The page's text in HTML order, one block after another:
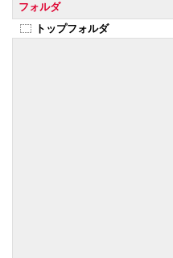
フォルダ
トップフォルダ